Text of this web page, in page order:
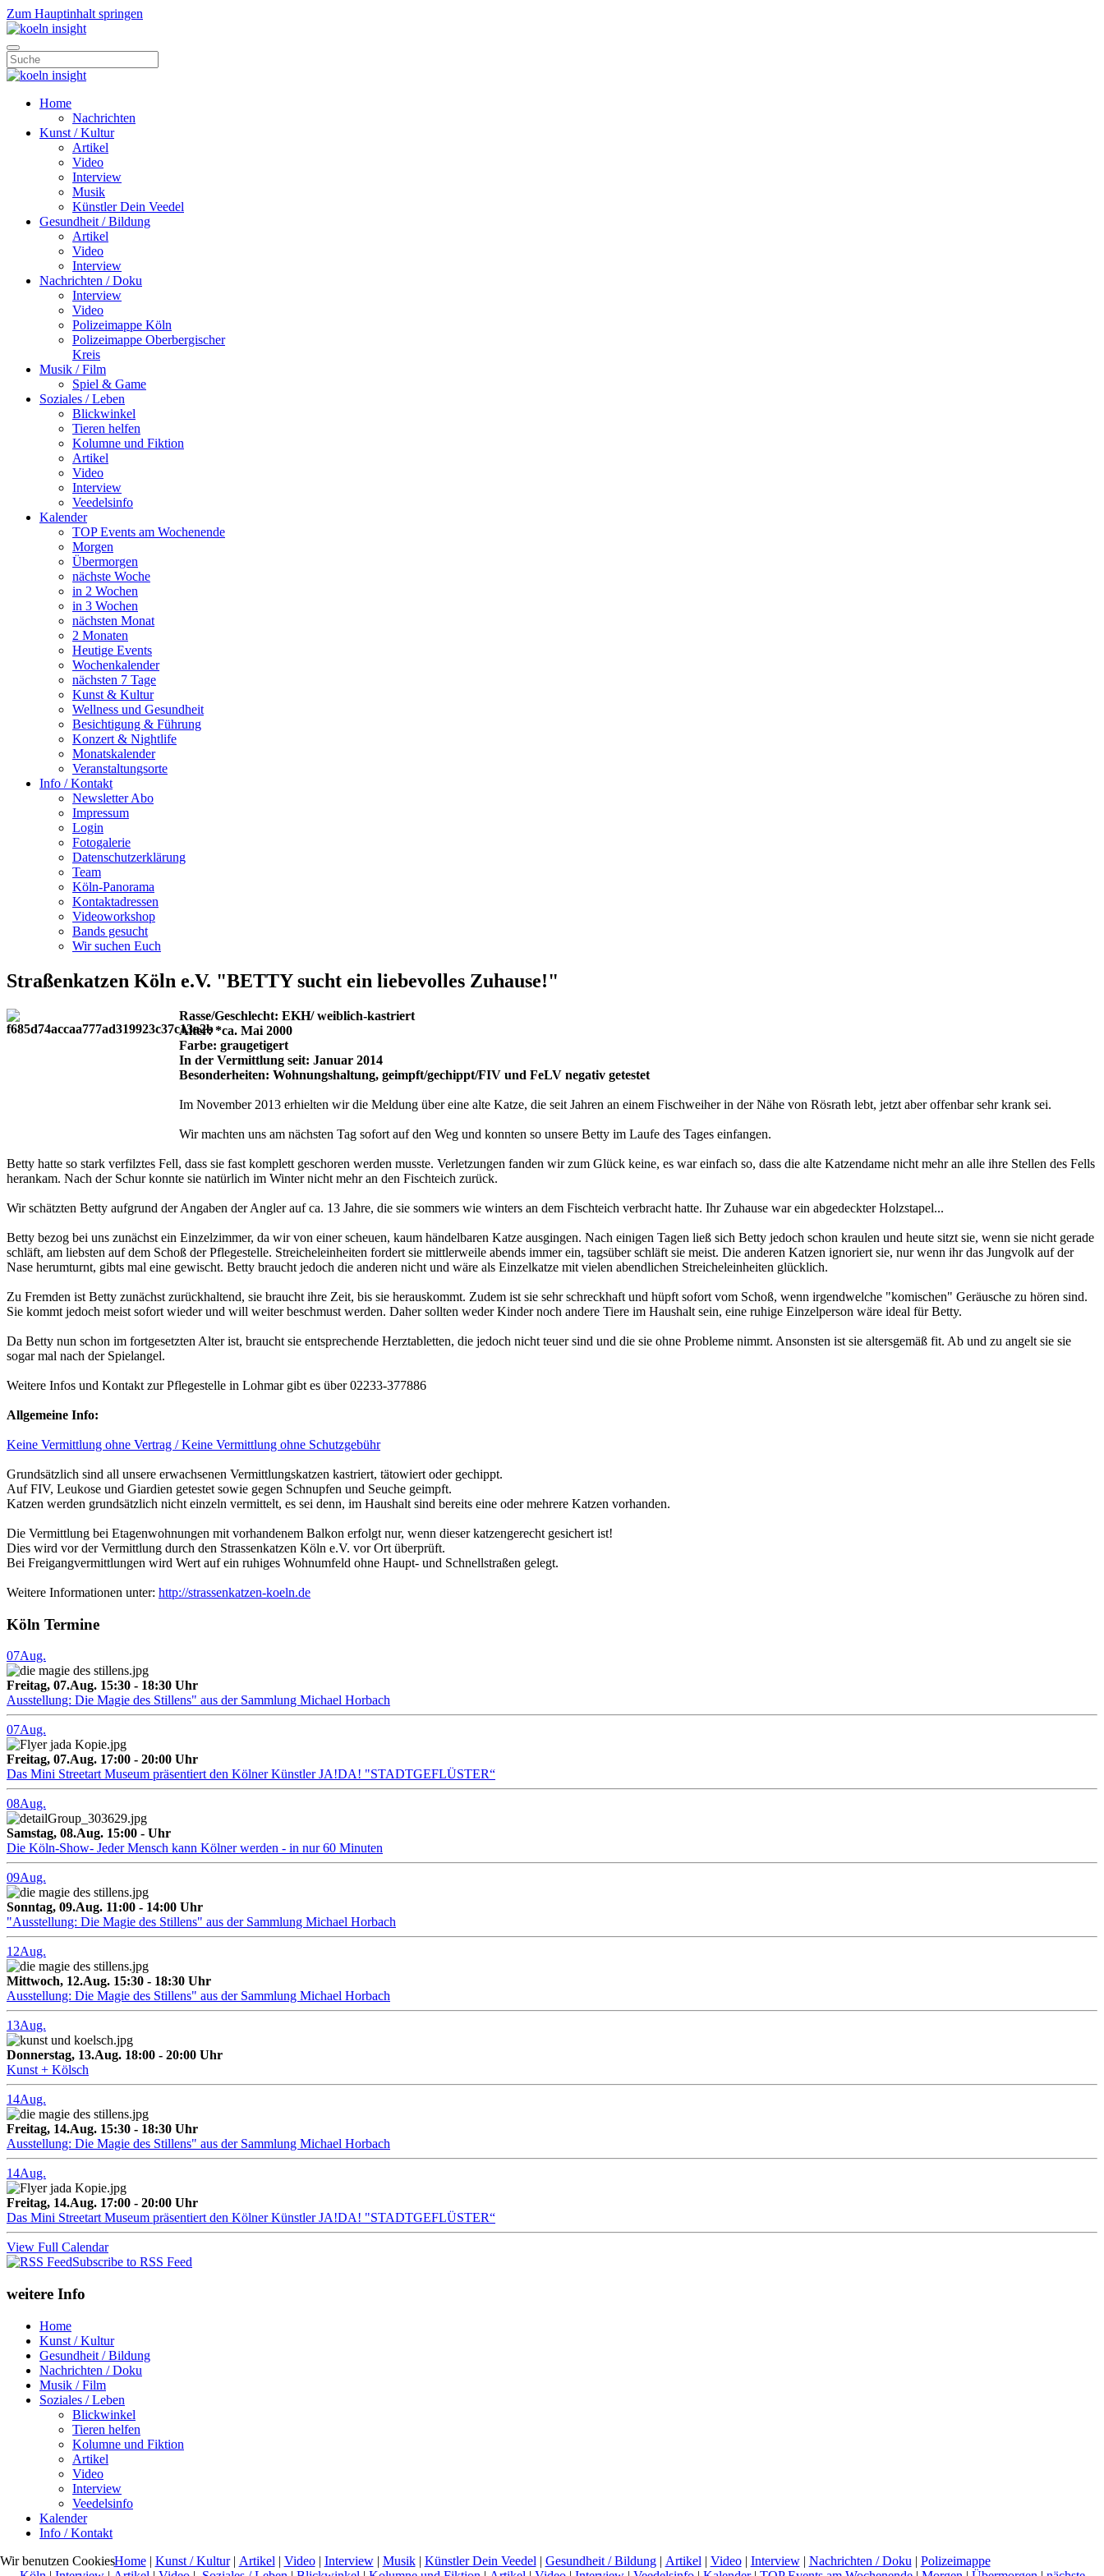
Zum Hauptinhalt springen
Home
Nachrichten
Kunst / Kultur
Artikel
Video
Interview
Musik
Künstler Dein Veedel
Gesundheit / Bildung
Artikel
Video
Interview
Nachrichten / Doku
Interview
Video
Polizeimappe Köln
Polizeimappe Oberbergischer
Kreis
Musik / Film
Spiel & Game
Soziales / Leben
Blickwinkel
Tieren helfen
Kolumne und Fiktion
Artikel
Video
Interview
Veedelsinfo
Kalender
TOP Events am Wochenende
Morgen
Übermorgen
nächste Woche
in 2 Wochen
in 3 Wochen
nächsten Monat
2 Monaten
Heutige Events
Wochenkalender
nächsten 7 Tage
Kunst & Kultur
Wellness und Gesundheit
Besichtigung & Führung
Konzert & Nightlife
Monatskalender
Veranstaltungsorte
Info / Kontakt
Newsletter Abo
Impressum
Login
Fotogalerie
Datenschutzerklärung
Team
Köln-Panorama
Kontaktadressen
Videoworkshop
Bands gesucht
Wir suchen Euch
Straßenkatzen Köln e.V. "BETTY sucht ein liebevolles Zuhause!"
Rasse/Geschlecht: EKH/ weiblich-kastriert
Alter: *ca. Mai 2000
Farbe: graugetigert
In der Vermittlung seit: Januar 2014
Besonderheiten: Wohnungshaltung, geimpft/gechippt/FIV und FeLV negativ getestet
Im November 2013 erhielten wir die Meldung über eine alte Katze, die seit Jahren an einem Fischweiher in der Nähe von Rösrath lebt, jetzt aber offenbar sehr krank sei.
Wir machten uns am nächsten Tag sofort auf den Weg und konnten so unsere Betty im Laufe des Tages einfangen.
Betty hatte so stark verfilztes Fell, dass sie fast komplett geschoren werden musste. Verletzungen fanden wir zum Glück keine, es war einfach so, dass die alte Katzendame nicht mehr an alle ihre Stellen des Fells
herankam. Nach der Schur konnte sie natürlich im Winter nicht mehr an den Fischteich zurück.
Wir schätzten Betty aufgrund der Angaben der Angler auf ca. 13 Jahre, die sie sommers wie winters an dem Fischteich verbracht hatte. Ihr Zuhause war ein abgedeckter Holzstapel...
Betty bezog bei uns zunächst ein Einzelzimmer, da wir von einer scheuen, kaum händelbaren Katze ausgingen. Nach einigen Tagen ließ sich Betty jedoch schon kraulen und heute sitzt sie, wenn sie nicht gerade
schläft, am liebsten auf dem Schoß der Pflegestelle. Streicheleinheiten fordert sie mittlerweile abends immer ein, tagsüber schläft sie meist. Die anderen Katzen ignoriert sie, nur wenn ihr das Jungvolk auf der
Nase herumturnt, gibts mal eine gewischt. Betty braucht jedoch die anderen nicht und wäre als Einzelkatze mit vielen abendlichen Streicheleinheiten glücklich.
Zu Fremden ist Betty zunächst zurückhaltend, sie braucht ihre Zeit, bis sie herauskommt. Zudem ist sie sehr schreckhaft und hüpft sofort vom Schoß, wenn irgendwelche "komischen" Geräusche zu hören sind.
Sie kommt jedoch meist sofort wieder und will weiter beschmust werden. Daher sollten weder Kinder noch andere Tiere im Haushalt sein, eine ruhige Einzelperson wäre ideal für Betty.
Da Betty nun schon im fortgesetzten Alter ist, braucht sie entsprechende Herztabletten, die jedoch nicht teuer sind und die sie ohne Probleme nimmt. Ansonsten ist sie altersgemäß fit. Ab und zu angelt sie sie
sogar mal nach der Spielangel.
Weitere Infos und Kontakt zur Pflegestelle in Lohmar gibt es über 02233-377886
Allgemeine Info:
Keine Vermittlung ohne Vertrag / Keine Vermittlung ohne Schutzgebühr
Grundsätzlich sind all unsere erwachsenen Vermittlungskatzen kastriert, tätowiert oder gechippt.
Auf FIV, Leukose und Giardien getestet sowie gegen Schnupfen und Seuche geimpft.
Katzen werden grundsätzlich nicht einzeln vermittelt, es sei denn, im Haushalt sind bereits eine oder mehrere Katzen vorhanden.
Die Vermittlung bei Etagenwohnungen mit vorhandenem Balkon erfolgt nur, wenn dieser katzengerecht gesichert ist!
Dies wird vor der Vermittlung durch den Strassenkatzen Köln e.V. vor Ort überprüft.
Bei Freigangvermittlungen wird Wert auf ein ruhiges Wohnumfeld ohne Haupt- und Schnellstraßen gelegt.
Weitere Informationen unter: http://strassenkatzen-koeln.de
Köln Termine
07Aug.
Freitag, 07.Aug. 15:30 - 18:30 Uhr
Ausstellung: Die Magie des Stillens" aus der Sammlung Michael Horbach
07Aug.
Freitag, 07.Aug. 17:00 - 20:00 Uhr
Das Mini Streetart Museum präsentiert den Kölner Künstler JA!DA! "STADTGEFLÜSTER“
08Aug.
Samstag, 08.Aug. 15:00 - Uhr
Die Köln-Show- Jeder Mensch kann Kölner werden - in nur 60 Minuten
09Aug.
Sonntag, 09.Aug. 11:00 - 14:00 Uhr
"Ausstellung: Die Magie des Stillens" aus der Sammlung Michael Horbach
12Aug.
Mittwoch, 12.Aug. 15:30 - 18:30 Uhr
Ausstellung: Die Magie des Stillens" aus der Sammlung Michael Horbach
13Aug.
Donnerstag, 13.Aug. 18:00 - 20:00 Uhr
Kunst + Kölsch
14Aug.
Freitag, 14.Aug. 15:30 - 18:30 Uhr
Ausstellung: Die Magie des Stillens" aus der Sammlung Michael Horbach
14Aug.
Freitag, 14.Aug. 17:00 - 20:00 Uhr
Das Mini Streetart Museum präsentiert den Kölner Künstler JA!DA! "STADTGEFLÜSTER“
View Full Calendar
Subscribe to RSS Feed
weitere Info
Home
Kunst / Kultur
Gesundheit / Bildung
Nachrichten / Doku
Musik / Film
Soziales / Leben
Blickwinkel
Tieren helfen
Kolumne und Fiktion
Artikel
Video
Interview
Veedelsinfo
Kalender
Info / Kontakt
Home| Kunst / Kultur| Artikel | Video| Interview| Musik| Künstler Dein Veedel | Gesundheit / Bildung| Artikel | Video| Interview| Nachrichten / Doku | Polizeimappe
Wir benutzen Cookies